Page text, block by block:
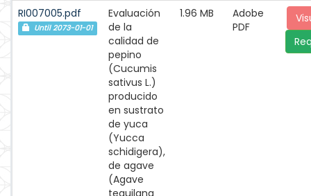
RI007005.pdf
Until 2073-01-01
Evaluación
de la
calidad de
pepino
(Cucumis
sativus L.)
producido
en sustrato
de yuca
(Yucca
schidigera),
de agave
(Agave
tequilana
1.96 MB
Adobe
PDF